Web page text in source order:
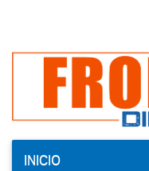
INICIO